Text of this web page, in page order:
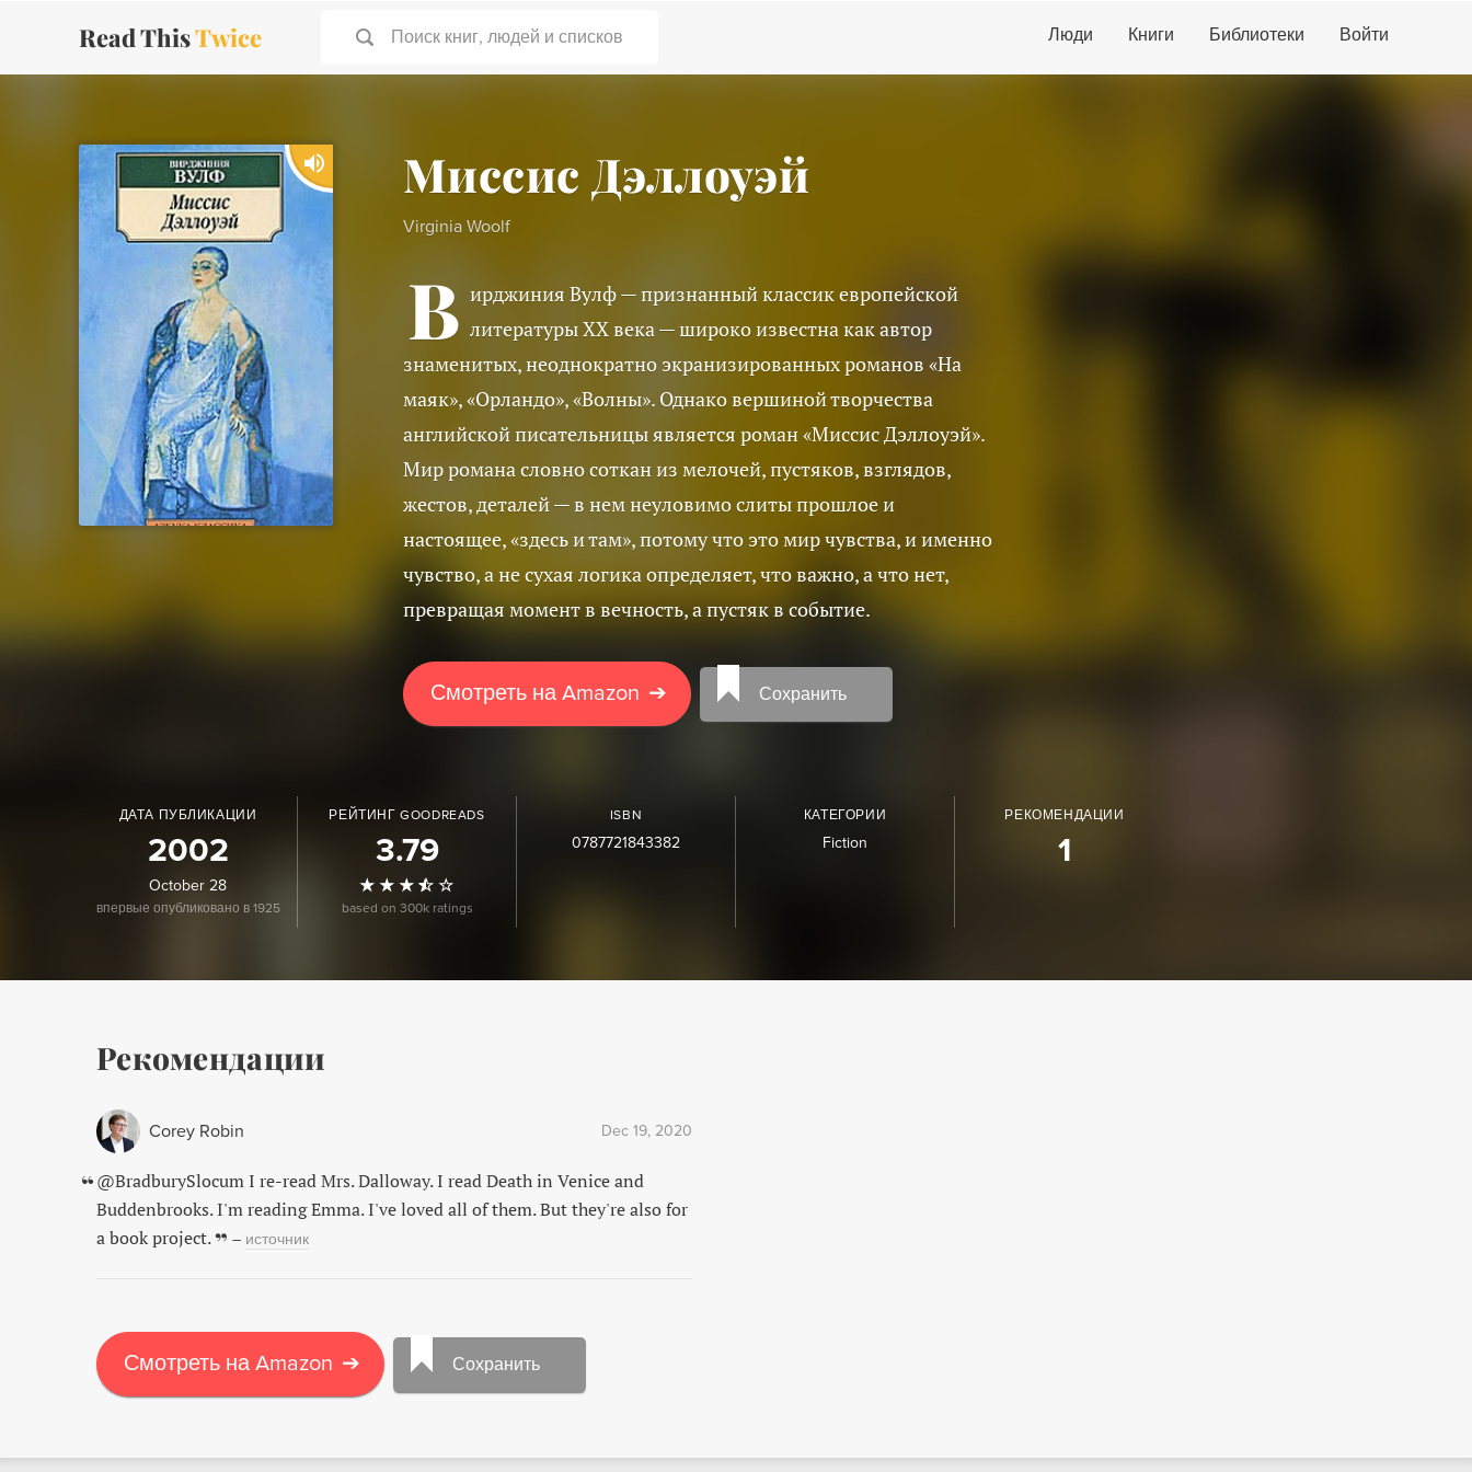
Read ThisTwice Поиск книг, людей и списков Люди Книги Библиотеки Войти
Миссис Дэллоуэй
Virginia Woolf
В ирджиния Вулф — признанный классик европейской
литературы XX века — широко известна как автор
знаменитых, неоднократно экранизированных романов «На
маяк», «Орландо», «Волны». Однако вершиной творчества
английской писательницы является роман «Миссис Дэллоуэй».
Мир романа словно соткан из мелочей, пустяков, взглядов,
жестов, деталей — в нем неуловимо слиты прошлое и
настоящее, «здесь и там», потому что это мир чувства, и именно
чувство, а не сухая логика определяет, что важно, а что нет,
превращая момент в вечность, а пустяк в событие.
Смотреть на Amazon ➔ Сохранить
ДАТА ПУБЛИКАЦИИ
2002
October 28
впервые опубликовано в 1925
РЕЙТИНГ GOODREADS
3.79
based on 300k ratings
ISBN
0787721843382
КАТЕГОРИИ
Fiction
РЕКОМЕНДАЦИИ
1
Рекомендации
Corey Robin Dec 19, 2020
@BradburySlocum I re-read Mrs. Dalloway. I read Death in Venice and
Buddenbrooks. I'm reading Emma. I've loved all of them. But they're also for
a book project.
– источник
Смотреть на Amazon ➔ Сохранить